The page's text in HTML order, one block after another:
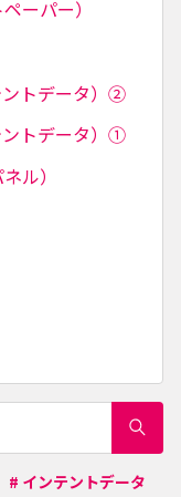
ペーパー）
ントデータ）②
ントデータ）①
ル）
# インテントデータ